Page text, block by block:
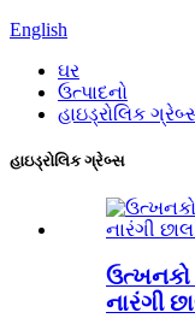
English
ઘર
ઉત્પાદનો
હાઇડ્રોલિક
હાઇડ્રોલિક ગ્રેબ્સ
ઉત્ખનકો
નારંગી